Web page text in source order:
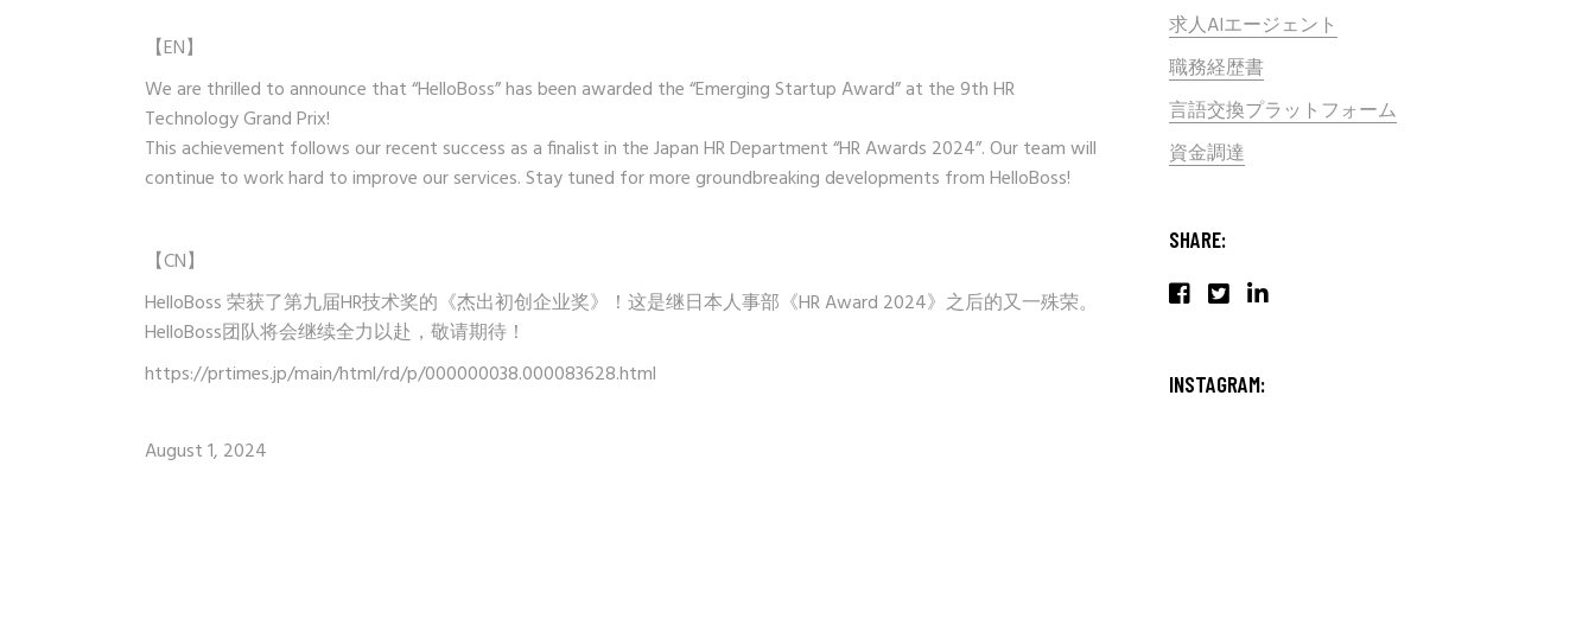
【EN】
We are thrilled to announce that “HelloBoss” has been awarded the “Emerging Startup Award” at the 9th HR
Technology Grand Prix!
This achievement follows our recent success as a finalist in the Japan HR Department “HR Awards 2024”. Our team will
continue to work hard to improve our services. Stay tuned for more groundbreaking developments from HelloBoss!
【CN】
HelloBoss 荣获了第九届HR技术奖的《杰出初创企业奖》！这是继日本人事部《HR Award 2024》之后的又一殊荣。
HelloBoss团队将会继续全力以赴，敬请期待！
https://prtimes.jp/main/html/rd/p/000000038.000083628.html
August 1, 2024
求人AIエージェント
職務経歴書
言語交換プラットフォーム
資金調達
SHARE:
INSTAGRAM: